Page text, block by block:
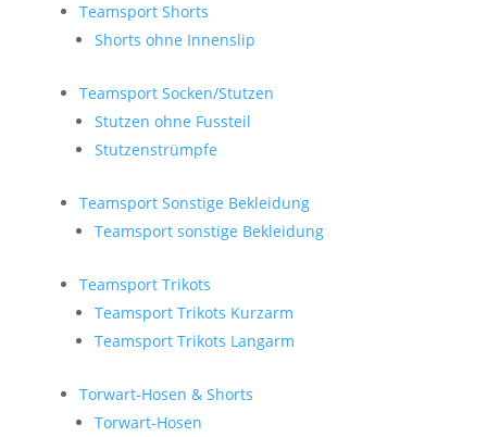
Teamsport Shorts
Shorts ohne Innenslip
Teamsport Socken/Stutzen
Stutzen ohne Fussteil
Stutzenstrümpfe
Teamsport Sonstige Bekleidung
Teamsport sonstige Bekleidung
Teamsport Trikots
Teamsport Trikots Kurzarm
Teamsport Trikots Langarm
Torwart-Hosen & Shorts
Torwart-Hosen